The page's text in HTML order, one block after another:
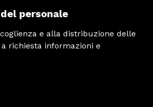
personale
e alla distribuzione delle
richiesta informazioni e